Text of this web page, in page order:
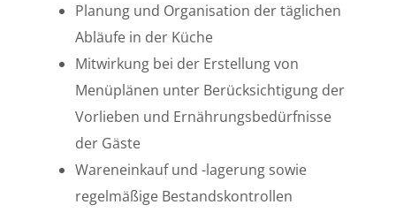
Planung und Organisation der täglichen
Abläufe in der Küche
Mitwirkung bei der Erstellung von
Menüplänen unter Berücksichtigung der
Vorlieben und Ernährungsbedürfnisse
der Gäste
Wareneinkauf und -lagerung sowie
regelmäßige Bestandskontrollen